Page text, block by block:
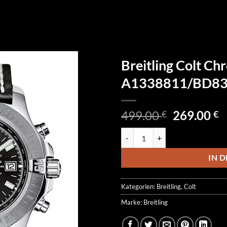
Breitling Colt
A1338811/
499.00€
499.00 €
269.00€
IN
Kategorien: Breitling, Colt
Marke: Breitling